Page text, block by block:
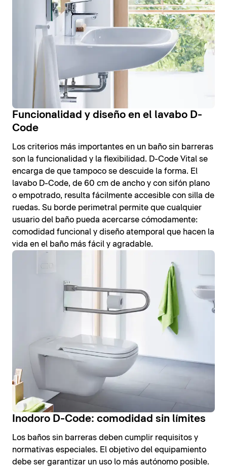
Funcionalidad y diseño en el lavabo D-
Code
Los criterios más importantes en un baño sin barreras
son la funcionalidad y la flexibilidad. D-Code Vital se
encarga de que tampoco se descuide la forma. El
lavabo D-Code, de 60 cm de ancho y con sifón plano
o empotrado, resulta fácilmente accesible con silla de
ruedas. Su borde perimetral permite que cualquier
usuario del baño pueda acercarse cómodamente:
comodidad funcional y diseño atemporal que hacen la
vida en el baño más fácil y agradable.
Inodoro D-Code: comodidad sin límites
Los baños sin barreras deben cumplir requisitos y
normativas especiales. El objetivo del equipamiento
debe ser garantizar un uso lo más autónomo posible.